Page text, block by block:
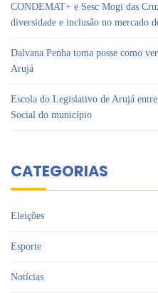
CONDEMAT+ e Sesc Mogi das
diversidade e inclusão no mercado
Dalvana Penha toma posse como
Arujá
Escola do Legislativo de Arujá
Social do município
CATEGORIAS
Eleições
Esporte
Notícias